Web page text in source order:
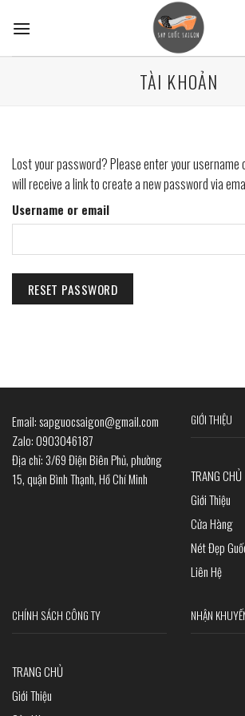
TÀI KHOẢN
Lost your password? Please enter your username
will receive a link to create a new password via
Username or email
RESET PASSWORD
Email: sapguocsaigon@gmail.com
Zalo: 0903046187
Địa chỉ: 3/69 Điện Biên Phủ, phường
15, quận Bình Thạnh, Hồ Chí Minh
GIỚI THIỆU
TRANG CHỦ
Giới Thiệu
Cửa Hàng
Nét Đẹp
Liên Hệ
CHÍNH SÁCH CÔNG TY
TRANG CHỦ
Giới Thiệu
NHẬN